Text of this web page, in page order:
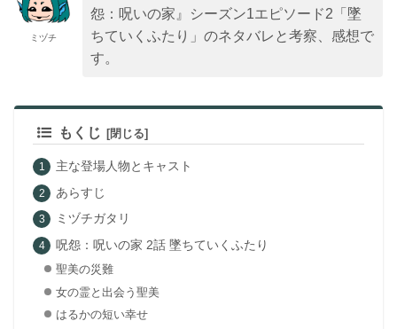
ミヅチ
怨：呪いの家』シーズン1エピソード2「墜
ちていくふたり」のネタバレと考察、感想で
す。
もくじ
主な登場人物とキャスト
あらすじ
ミヅチガタリ
呪怨：呪いの家 2話 墜ちていくふたり
聖美の災難
女の霊と出会う聖美
はるかの短い幸せ